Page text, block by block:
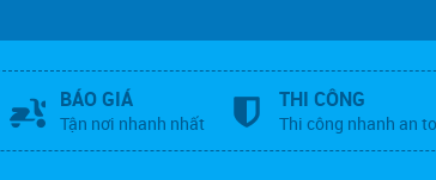
BÁO GIÁ
Tận nơi nhanh nhất
THI CÔNG
Thi công nhanh an